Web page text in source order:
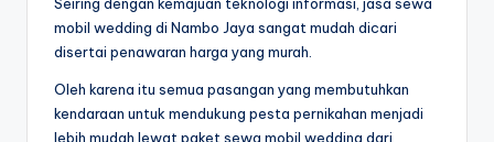
mobil wedding di Nambo Jaya sangat mudah dicari
disertai penawaran harga yang murah.
Oleh karena itu semua pasangan yang membutuhkan
kendaraan untuk mendukung pesta pernikahan menjadi
lebih mudah lewat paket sewa mobil wedding dari